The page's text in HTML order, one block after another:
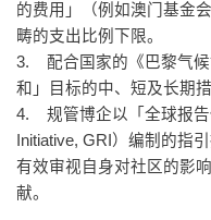
的费用」（例如澳门基金
畴的支出比例下限。
3. 配合国家的《巴黎气候
和」目标的中、短及长期措
4. 规管博企以「全球报告
Initiative, GRI）编制的指
有效审视自身对社区的影
献。